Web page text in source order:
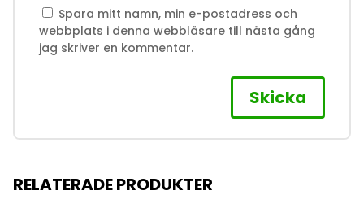
Spara mitt namn, min e-postadress och
webbplats i denna webbläsare till nästa gång
jag skriver en kommentar.
RELATERADE PRODUKTER